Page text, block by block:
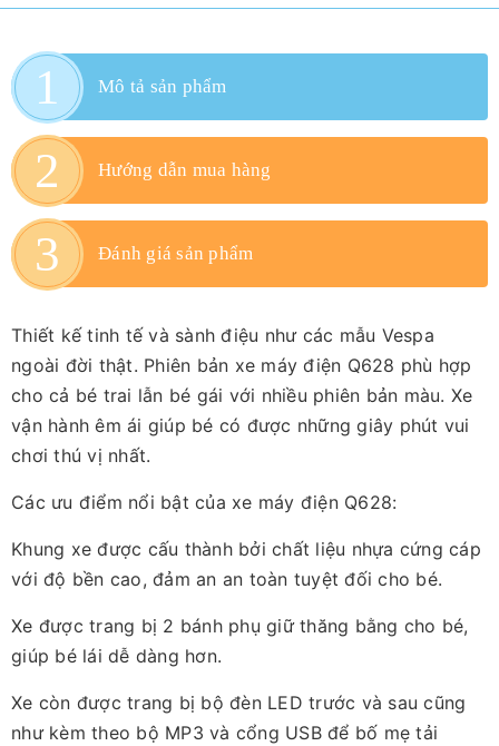
Mô tả sản phẩm
Hướng dẫn mua hàng
Đánh giá sản phẩm
Thiết kế tinh tế và sành điệu như các mẫu Vespa
ngoài đời thật. Phiên bản xe máy điện Q628 phù hợp
cho cả bé trai lẫn bé gái với nhiều phiên bản màu. Xe
vận hành êm ái giúp bé có được những giây phút vui
chơi thú vị nhất.
Các ưu điểm nổi bật của xe máy điện Q628:
Khung xe được cấu thành bởi chất liệu nhựa cứng cáp
với độ bền cao, đảm an an toàn tuyệt đối cho bé.
Xe được trang bị 2 bánh phụ giữ thăng bằng cho bé,
giúp bé lái dễ dàng hơn.
Xe còn được trang bị bộ đèn LED trước và sau cũng
như kèm theo bộ MP3 và cổng USB để bố mẹ tải